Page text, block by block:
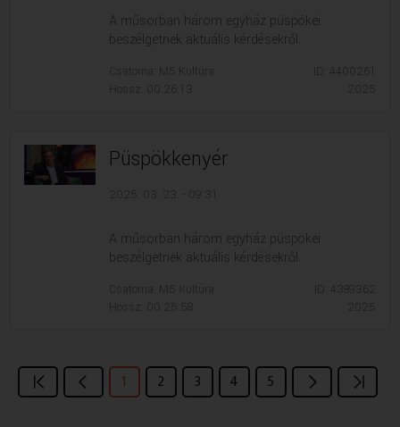
A műsorban három egyház püspökei
beszélgetnek aktuális kérdésekről.
Csatorna: M5 Kultúra
Hossz: 00:26:13
ID: 4400261
Püspökkenyér
A műsorban három egyház püspökei
beszélgetnek aktuális kérdésekről.
Csatorna: M5 Kultúra
Hossz: 00:25:58
ID: 4389362
1 2 3 4 5